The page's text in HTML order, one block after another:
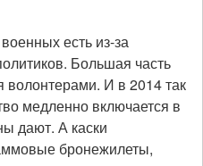
есть из-за
Большая часть
волонтерами. И в 2014 так
медленно включается в
дают. А каски
бронежилеты,